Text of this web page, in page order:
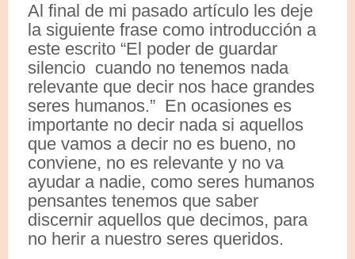
Al final de mi pasado artículo les deje
la siguiente frase como introducción a
este escrito “El poder de guardar
silencio cuando no tenemos nada
relevante que decir nos hace grandes
seres humanos.” En ocasiones es
importante no decir nada si aquellos
que vamos a decir no es bueno, no
conviene, no es relevante y no va
ayudar a nadie, como seres humanos
pensantes tenemos que saber
discernir aquellos que decimos, para
no herir a nuestro seres queridos.